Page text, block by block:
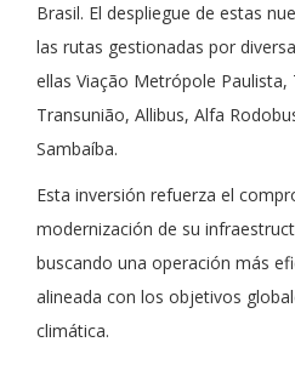
Brasil. El despliegue de estas
las rutas gestionadas por
ellas Viação Metrópole Paulista,
Transunião, Allibus, Alfa
Sambaíba.
Esta inversión refuerza el
modernización de su
buscando una operación más
alineada con los objetivos
climática.